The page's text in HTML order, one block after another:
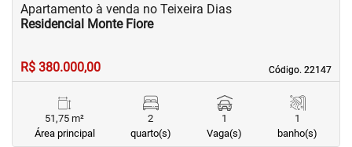
Código. 22147
Código. 22147
Apartamento à venda no Teixeira Dias
Residencial Monte Fiore
R$ 380.000,00
51,75 m²
Área principal
2
quarto(s)
1
Vaga(s)
1
banho(s)